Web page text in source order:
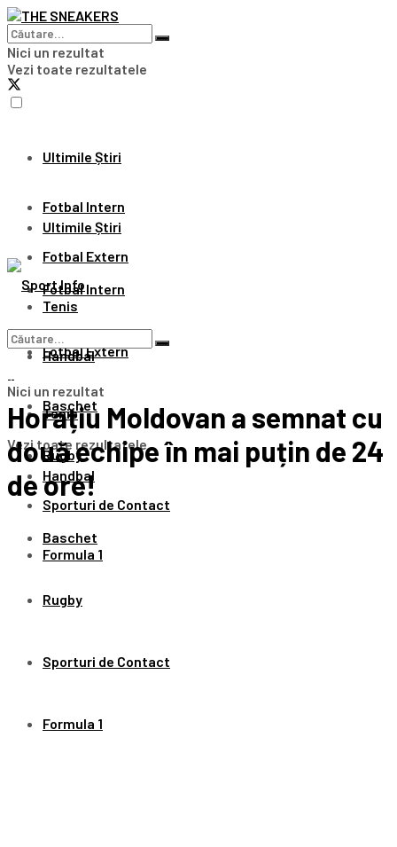
Nici un rezultat
Vezi toate rezultatele
Ultimile Știri
Fotbal Intern
Fotbal Extern
Tenis
Handbal
Baschet
Rugby
Sporturi de Contact
Formula 1
Ultimile Știri
Fotbal Intern
Fotbal Extern
Tenis
Handbal
Baschet
Rugby
Sporturi de Contact
Formula 1
Nici un rezultat
Vezi toate rezultatele
Horațiu Moldovan a semnat cu
două echipe în mai puțin de 24
de ore!